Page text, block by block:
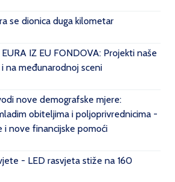
se dionica duga kilometar
IZ EU FONDOVA: Projekti naše
na međunarodnoj sceni
nove demografske mjere:
obiteljima i poljoprivrednicima -
nove financijske pomoći
- LED rasvjeta stiže na 160